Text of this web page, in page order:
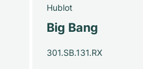
Hublot
Big Bang
301.SB.131.RX